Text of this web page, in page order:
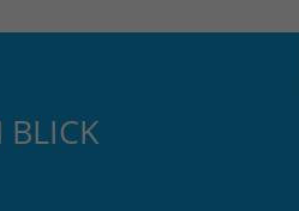
BLICK